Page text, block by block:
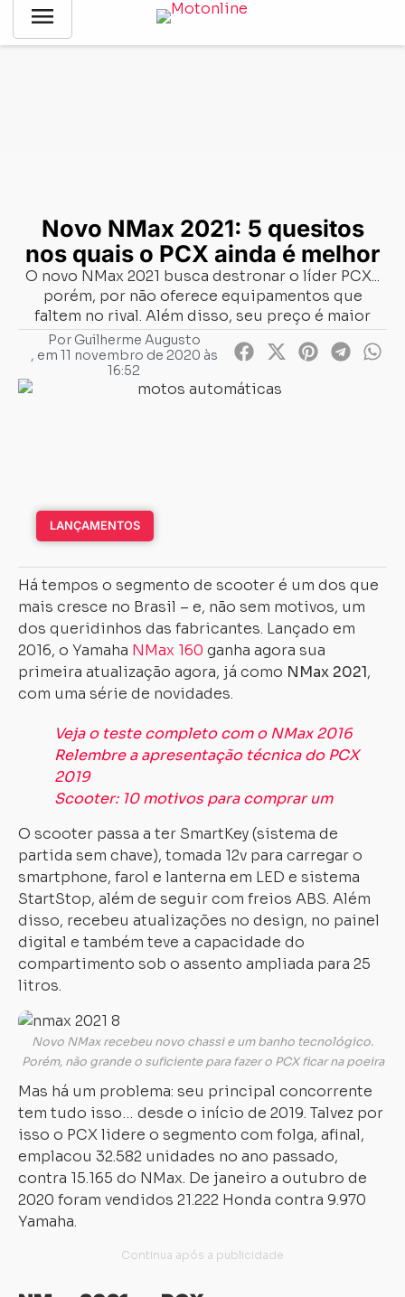
menu
Notícias Lançamentos-Novo NMax 2021: 5 quesitos nos
Novo NMax 2021: 5 quesitos
nos quais o PCX ainda é melhor
O novo NMax 2021 busca destronar o líder PCX...
porém, por não oferece equipamentos que
faltem no rival. Além disso, seu preço é maior
PorGuilherme Augusto
, em 11 novembro de 2020 às
16:52
LANÇAMENTOS
Há tempos o segmento de scooter é um dos que
mais cresce no Brasil – e, não sem motivos, um
dos queridinhos das fabricantes. Lançado em
2016, o Yamaha NMax 160 ganha agora sua
primeira atualização agora, já como NMax 2021,
com uma série de novidades.
Veja o teste completo com o NMax 2016
Relembre a apresentação técnica do PCX
2019
Scooter: 10 motivos para comprar um
O scooter passa a ter SmartKey (sistema de
partida sem chave), tomada 12v para carregar o
smartphone, farol e lanterna em LED e sistema
StartStop, além de seguir com freios ABS. Além
disso, recebeu atualizações no design, no painel
digital e também teve a capacidade do
compartimento sob o assento ampliada para 25
litros.
Novo NMax recebeu novo chassi e um banho tecnológico.
Porém, não grande o suficiente para fazer o PCX ficar na poeira
Mas há um problema: seu principal concorrente
tem tudo isso… desde o início de 2019. Talvez por
isso o PCX lidere o segmento com folga, afinal,
emplacou 32.582 unidades no ano passado,
contra 15.165 do NMax. De janeiro a outubro de
2020 foram vendidos 21.222 Honda contra 9.970
Yamaha.